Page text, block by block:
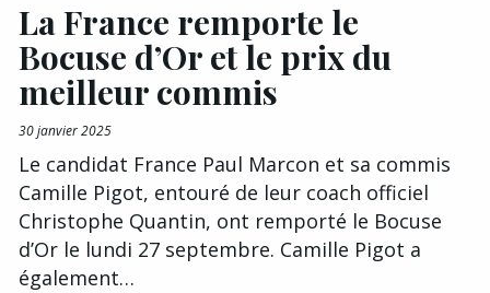
La France remporte le
Bocuse d’Or et le prix du
meilleur commis
30 janvier 2025
Le candidat France Paul Marcon et sa commis
Camille Pigot, entouré de leur coach officiel
Christophe Quantin, ont remporté le Bocuse
d’Or le lundi 27 septembre. Camille Pigot a
également…